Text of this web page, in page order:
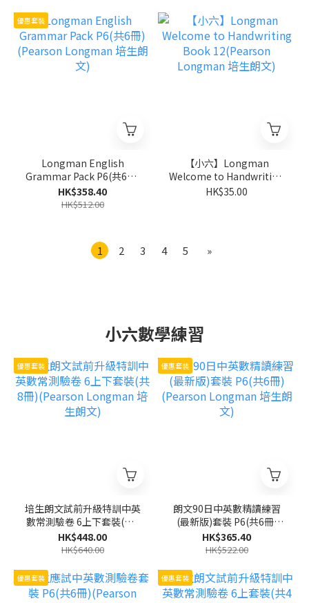
優惠套裝
Longman English
Grammar Pack P6(共6冊)
(Pearson Longman 培生
朗文)
HK$358.40
HK$512.00
【小六】Longman
Welcome to Handwriting
Book 12(Pearson
HK$35.00
1 2 3 4 5 »
小六數學練習
優惠套裝
培生朗文試前升級特訓中英
數常測驗卷 6上下套裝(共8
冊)(Pearson Longman 培
生朗文)
HK$448.00
HK$640.00
優惠套裝
朗文90日中英數精讀練習
(最新版)套裝 P6(共6冊)
(Pearson Longman 培生
朗文)
HK$365.40
HK$522.00
優惠套裝 優惠套裝